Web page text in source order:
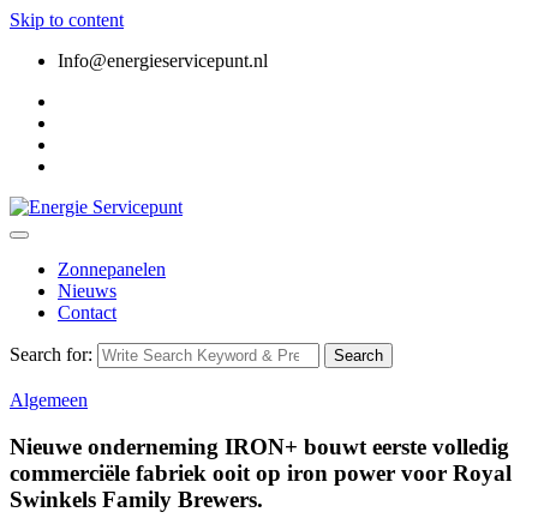
Skip to content
Info@energieservicepunt.nl
Zonnepanelen
Nieuws
Contact
Search for: Search
Algemeen
Nieuwe onderneming IRON+ bouwt eerste volledig
commerciële fabriek ooit op iron power voor Royal
Swinkels Family Brewers.